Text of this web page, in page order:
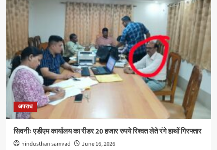
अपराध
सिवनीः एडीएम कार्यालय का रीडर 20 हजार रुपये रिश्वत लेते रंगे हाथों गिरफ्तार
hindusthan samvad June 16, 2026